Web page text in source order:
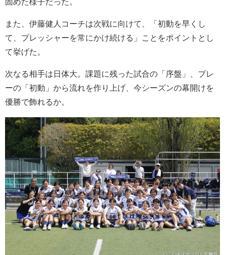
固めた様子だった。
また、伊藤健人コーチは次戦に向けて、「初動を早くし
て、プレッシャーを常にかけ続ける」ことをポイントとし
て挙げた。
次なる相手は日体大。課題に残った試合の「序盤」、プレ
ーの「初動」から流れを作り上げ、今シーズンの幕開けを
優勝で飾れるか。